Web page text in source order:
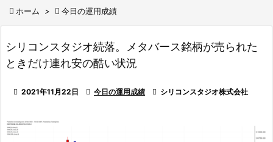
 ホーム >  今日の運用成績
シリコンスタジオ続落。メタバース銘柄が売られた
ときだけ連れ安の酷い状況
 2021年11月22日  今日の運用成績  シリコンスタジオ株式会社